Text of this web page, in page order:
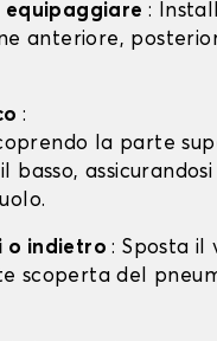
equipaggiare :
anteriore,
:
la parte
basso,
o indietro: Sposta il
scoperta del